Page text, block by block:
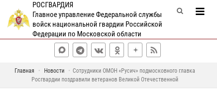
РОСГВАРДИЯ
Главное управление Федеральной службы
войск национальной гвардии Российской
Федерации по Московской области
Главная Новости
Сотрудники ОМОН «Русич» подмосковного главка
Росгвардии поздравили ветеранов Великой Отечественной